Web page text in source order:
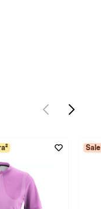
Sale